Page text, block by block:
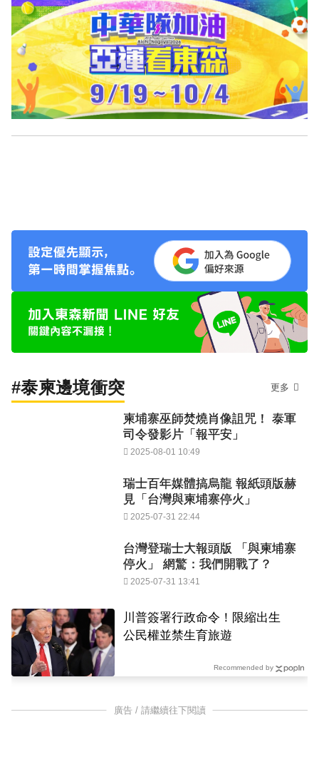
#泰柬邊境衝突 更多
柬埔寨巫師焚燒肖像詛咒！ 泰軍
司令發影片「報平安」
2025-08-01 10:49
瑞士百年媒體搞烏龍 報紙頭版赫
見「台灣與柬埔寨停火」
2025-07-31 22:44
台灣登瑞士大報頭版 「與柬埔寨
停火」 網驚：我們開戰了？
2025-07-31 13:41
川普簽署行政命令！限縮出生
公民權並禁生育旅遊
Recommended by
廣告 / 請繼續往下閱讀